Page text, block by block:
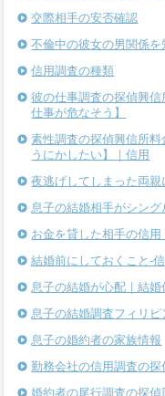
交際相手の安否確認
不倫中の彼女の男関係を
信用調査の種類
彼の仕事調査の探偵興
仕事が危なそう】
素性調査の探偵興信所
うにかしたい】｜信用
夜逃げしてしまった両親
息子の結婚相手がシン
お金を貸した相手の信用
結婚前にしておくこと-
息子の結婚が心配｜結婚
息子の結婚調査フィリピ
息子の婚約者の家族情報
勤務会社の信用調査の
婚約者の尾行調査の探